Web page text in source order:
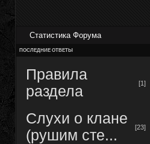
Статистика Форума
ПОСЛЕДНИЕ ОТВЕТЫ
Правила
раздела
[1]
Слухи о клане
(рушим сте...
[23]